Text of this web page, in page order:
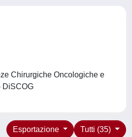
Chirurgiche Oncologiche e
DiSCOG
Tutti (35)
Esportazione